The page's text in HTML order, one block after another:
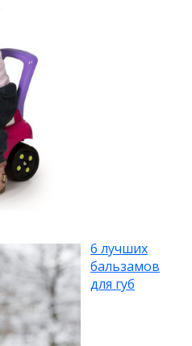
6 лучших
бальзамов
для губ